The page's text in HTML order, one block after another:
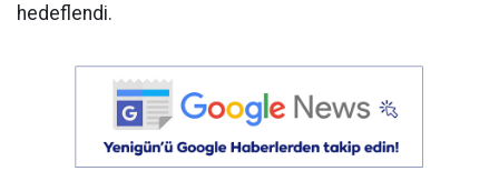
hedeflendi.